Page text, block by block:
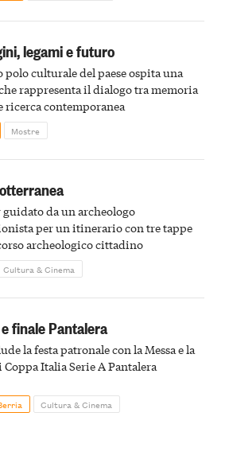
legami e futuro
polo culturale del paese ospita una
rappresenta il dialogo tra memoria
ricerca contemporanea
Mostre
da un archeologo
per un itinerario con tre tappe
archeologico cittadino
Cultura & Cinema
finale Pantalera
la festa patronale con la Messa e la
Italia Serie A Pantalera
Cultura & Cinema